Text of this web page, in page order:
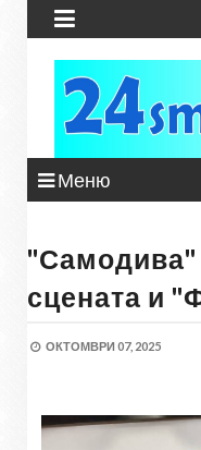

Меню
"Самодива"
сцената и
ОКТОМВРИ 07, 2025